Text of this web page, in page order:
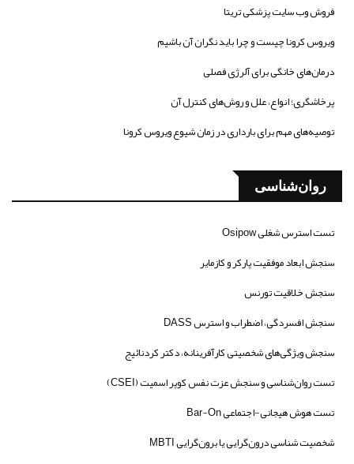
فروش وب سایت پزشکی تریتا
ویروس کرونا چیست و چرا باید نگران آن باشیم
درمان‌های خانگی برای آلرژی فصلی
پرخاشگری؛ انواع، علل و روش‌های کنترل آن
توصیه‌های مهم برای بارداری در زمان شیوع ویروس کرونا
روان‌شناسی
تست استرس شغلی Osipow
سنجش ابعاد موفقیت پارکر و کازمایر
سنجش خلاقیت تورنس
سنجش افسردگی، اضطراب و استرس DASS
سنجش ویژگی‌های شخصیتی کارآفرینانه، دکتر کردنائیج
تست روان‌شناسی و سنجش عزت نفس کوپر اسمیت (CSEI)
تست هوش هیجانی-اجتماعی Bar-On
شخصیت شناسی درون‌گرایی یا برون‌گرایی MBTI